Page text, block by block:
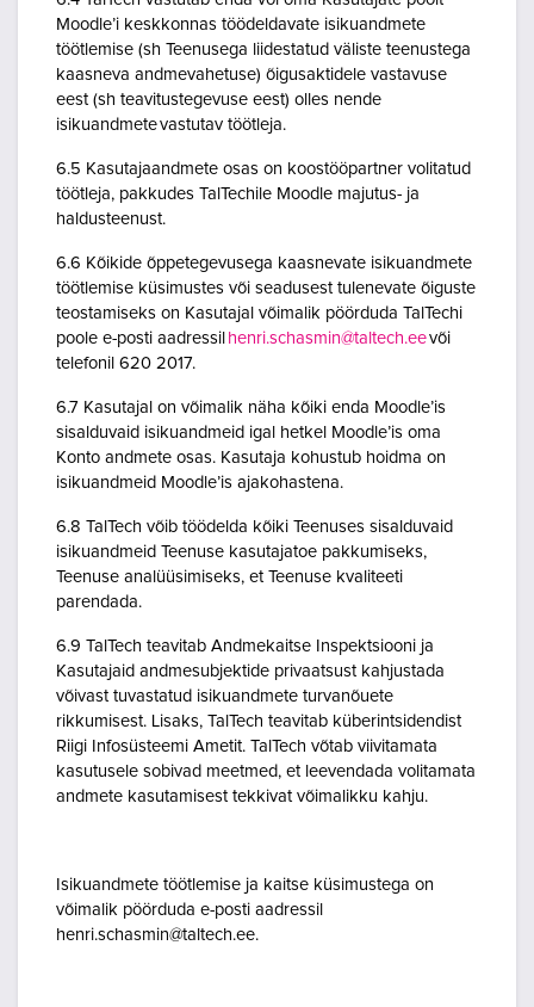
Moodle’i keskkonnas töödeldavate isikuandmete
töötlemise (sh Teenusega liidestatud väliste teenustega
kaasneva andmevahetuse) õigusaktidele vastavuse
eest (sh teavitustegevuse eest) olles nende
isikuandmete vastutav töötleja.
6.5 Kasutajaandmete osas on koostööpartner volitatud
töötleja, pakkudes TalTechile Moodle majutus- ja
haldusteenust.
6.6 Kõikide õppetegevusega kaasnevate isikuandmete
töötlemise küsimustes või seadusest tulenevate õiguste
teostamiseks on Kasutajal võimalik pöörduda TalTechi
poole e-posti aadressil henri.schasmin@taltech.eevõi
telefonil 620 2017.
6.7 Kasutajal on võimalik näha kõiki enda Moodle’is
sisalduvaid isikuandmeid igal hetkel Moodle’is oma
Konto andmete osas. Kasutaja kohustub hoidma on
isikuandmeid Moodle’is ajakohastena.
6.8 TalTech võib töödelda kõiki Teenuses sisalduvaid
isikuandmeid Teenuse kasutajatoe pakkumiseks,
Teenuse analüüsimiseks, et Teenuse kvaliteeti
parendada.
6.9 TalTech teavitab Andmekaitse Inspektsiooni ja
Kasutajaid andmesubjektide privaatsust kahjustada
võivast tuvastatud isikuandmete turvanõuete
rikkumisest. Lisaks, TalTech teavitab küberintsidendist
Riigi Infosüsteemi Ametit. TalTech võtab viivitamata
kasutusele sobivad meetmed, et leevendada volitamata
andmete kasutamisest tekkivat võimalikku kahju.
Isikuandmete töötlemise ja kaitse küsimustega on
võimalik pöörduda e-posti aadressil
henri.schasmin@taltech.ee.